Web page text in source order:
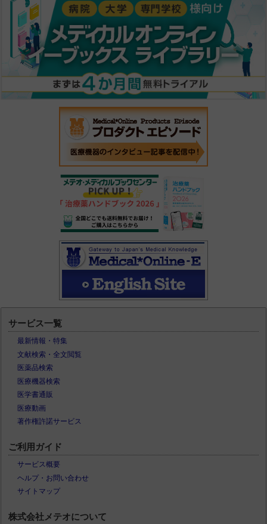
サービス一覧
最新情報・特集
文献検索・全文閲覧
医薬品検索
医療機器検索
医学書通販
医療動画
著作権許諾サービス
ご利用ガイド
サービス概要
ヘルプ・お問い合わせ
サイトマップ
株式会社メテオについて